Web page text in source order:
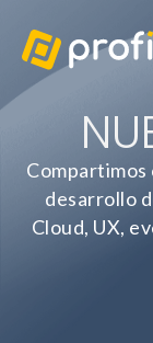
desarrollo
Cloud, UX,